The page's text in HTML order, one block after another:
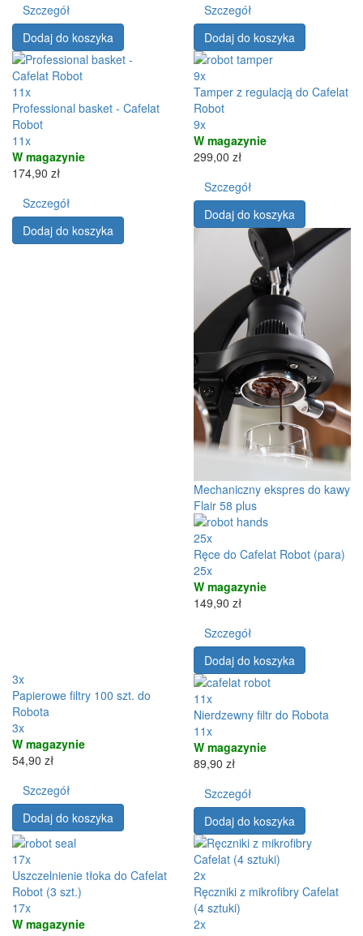
Szczegół
Dodaj do koszyka
Szczegół
Dodaj do koszyka
11x
Professional basket - Cafelat
Robot
11x
W magazynie
174,90 zł
Szczegół
Dodaj do koszyka
9x
Tamper z regulacją do Cafelat
Robot
9x
W magazynie
299,00 zł
Szczegół
Dodaj do koszyka
Mechaniczny ekspres do kawy
Flair 58 plus
3x
Papierowe filtry 100 szt. do
Robota
3x
W magazynie
54,90 zł
Szczegół
Dodaj do koszyka
25x
Ręce do Cafelat Robot (para)
25x
W magazynie
149,90 zł
Szczegół
Dodaj do koszyka
11x
Nierdzewny filtr do Robota
11x
W magazynie
89,90 zł
Szczegół
Dodaj do koszyka
17x
Uszczelnienie tłoka do Cafelat
Robot (3 szt.)
17x
W magazynie
2x
Ręczniki z mikrofibry Cafelat
(4 sztuki)
2x